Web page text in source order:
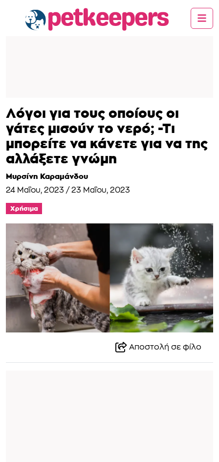
Λόγοι για τους οποίους οι
γάτες μισούν το νερό; -Τι
μπορείτε να κάνετε για να της
αλλάξετε γνώμη
Μυρσίνη Καραμάνδου
24 Μαΐου, 2023 / 23 Μαΐου, 2023
Χρήσιμα
Αποστολή σε φίλο